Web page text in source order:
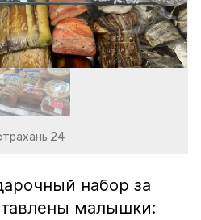
24
набор за
малышки: